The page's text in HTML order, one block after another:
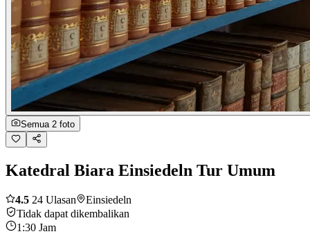
Semua 2 foto
Katedral Biara Einsiedeln Tur Umum
4.5 24 Ulasan
Einsiedeln
Tidak dapat dikembalikan
1:30 Jam